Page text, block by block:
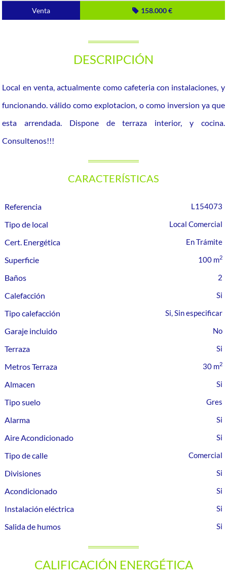
Venta 158.000 €
DESCRIPCIÓN
Local en venta, actualmente como cafeteria con instalaciones, y
funcionando. válido como explotacion, o como inversion ya que
esta arrendada. Dispone de terraza interior, y cocina.
Consultenos!!!
CARACTERÍSTICAS
Referencia L154073
Tipo de local Local Comercial
Cert. Energética En Trámite
Superficie 100 m2
Baños 2
Calefacción
Tipo calefacción
Si, Sin especificar
Garaje incluido
Terraza
Metros Terraza
30 m2
Almacen
Tipo suelo
Gres
Alarma
Aire Acondicionado
Tipo de calle
Comercial
Divisiones
Acondicionado
Instalación eléctrica
Salida de humos
CALIFICACIÓN ENERGÉTICA